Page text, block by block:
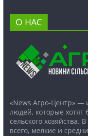
О НАС
«News Агро-Центр» —
людей, которые хотят
сельского хозяйства.
всего, мелкие и